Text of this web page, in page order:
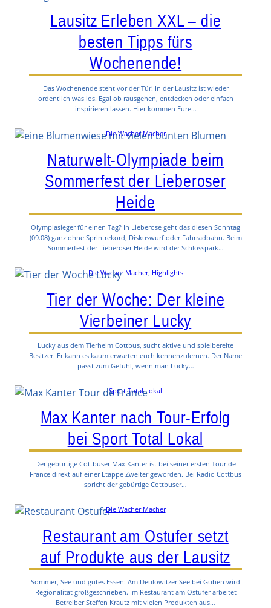
Lausitz Erleben XXL – die
besten Tipps fürs
Wochenende!
Das Wochenende steht vor der Tür! In der Lausitz ist wieder
ordentlich was los. Egal ob rausgehen, entdecken oder einfach
inspirieren lassen. Hier kommen Eure…
Die Wacher Macher
Naturwelt-Olympiade beim
Sommerfest der Lieberoser
Heide
Olympiasieger für einen Tag? In Lieberose geht das diesen Sonntag
(09.08) ganz ohne Sprintrekord, Diskuswurf oder Fahrradbahn. Beim
Sommerfest der Lieberoser Heide wird der Schlosspark…
Die Wacher Macher, Highlights
Tier der Woche: Der kleine
Vierbeiner Lucky
Lucky aus dem Tierheim Cottbus, sucht aktive und spielbereite
Besitzer. Er kann es kaum erwarten euch kennenzulernen. Der Name
passt zum Gefühl, wenn man Lucky…
Sport Total Lokal
Max Kanter nach Tour-Erfolg
bei Sport Total Lokal
Der gebürtige Cottbuser Max Kanter ist bei seiner ersten Tour de
France direkt auf einer Etappe Zweiter geworden. Bei Radio Cottbus
spricht der gebürtige Cottbuser…
Die Wacher Macher
Restaurant am Ostufer setzt
auf Produkte aus der Lausitz
Sommer, See und gutes Essen: Am Deulowitzer See bei Guben wird
Regionalität großgeschrieben. Im Restaurant am Ostufer arbeitet
Betreiber Steffen Krautz mit vielen Produkten aus…